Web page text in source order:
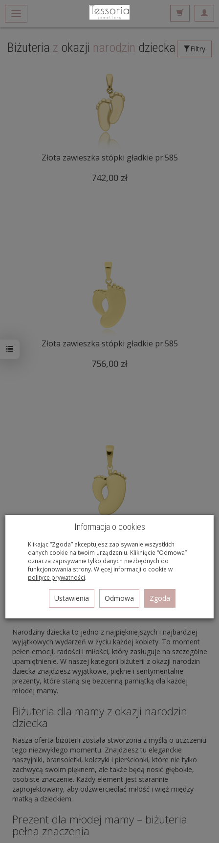
Biżuteria z okazji narodzin dziecka Filtry
Złota zawieszka stópki gładkie pr.585
742,00 zł
Złota zawieszka stópki gładkie pr.585
756,00 zł
Złota zawieszka stópki pr.585
952,00 zł
Narodziny dziecka to jedno z najpiękniejszych i najbardziej
wyjątkowych wydarzeń w życiu każdej kobiety. To moment
pełen emocji, radości i miłości, który zasługuje na szczególne
upamiętnienie. W naszej kategorii biżuterii z okazji narodzin
dziecka znajdziesz wyjątkowe, piękne i sentymentalne
prezenty, które staną się bezcenną pamiątką dla każdej
młodej mamy.
Biżuteria dla mamy z okazji narodzin
dziecka
Nasza oferta biżuterii została stworzona z myślą o uczczeniu
tego niezwykłego momentu. Znajdziesz tu eleganckie
naszyjniki, bransoletki, kolczyki i pierścionki, które nie tylko
zachwycą swoim pięknem, ale także będą nosić głębokie,
osobiste znaczenie. Każdy element jest starannie
zaprojektowany, aby odzwierciedlać miłość i więź między
matką a dzieckiem.
Prezent dla młodej mamy – biżuteria
pełna znaczenia
Informacja o cookies
Klikając “Zgoda” akceptujesz zapisywanie wszystkich
danych cookie na twoim urządzeniu. Kliknięcie “Odmowa”
oznacza zapisywanie tylko danych niezbędnych do
funkcjonowania strony. Więcej informacji o cookie w
polityce prywatności.
Ustawienia Odmowa Zgoda